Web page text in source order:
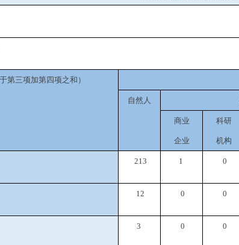
第三项加第四项之和）
自然人
商业
企业
科研
机构
213 1 0
12 0 0
3 0 0